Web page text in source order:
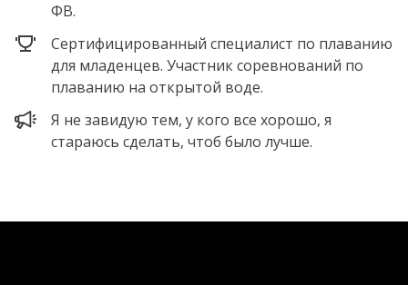
ФВ.
Сертифицированный специалист по плаванию
для младенцев. Участник соревнований по
плаванию на открытой воде.
Я не завидую тем, у кого все хорошо, я
стараюсь сделать, чтоб было лучше.